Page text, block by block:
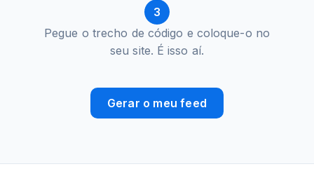
3
Pegue o trecho de código e coloque-o no
seu site. É isso aí.
Gerar o meu feed